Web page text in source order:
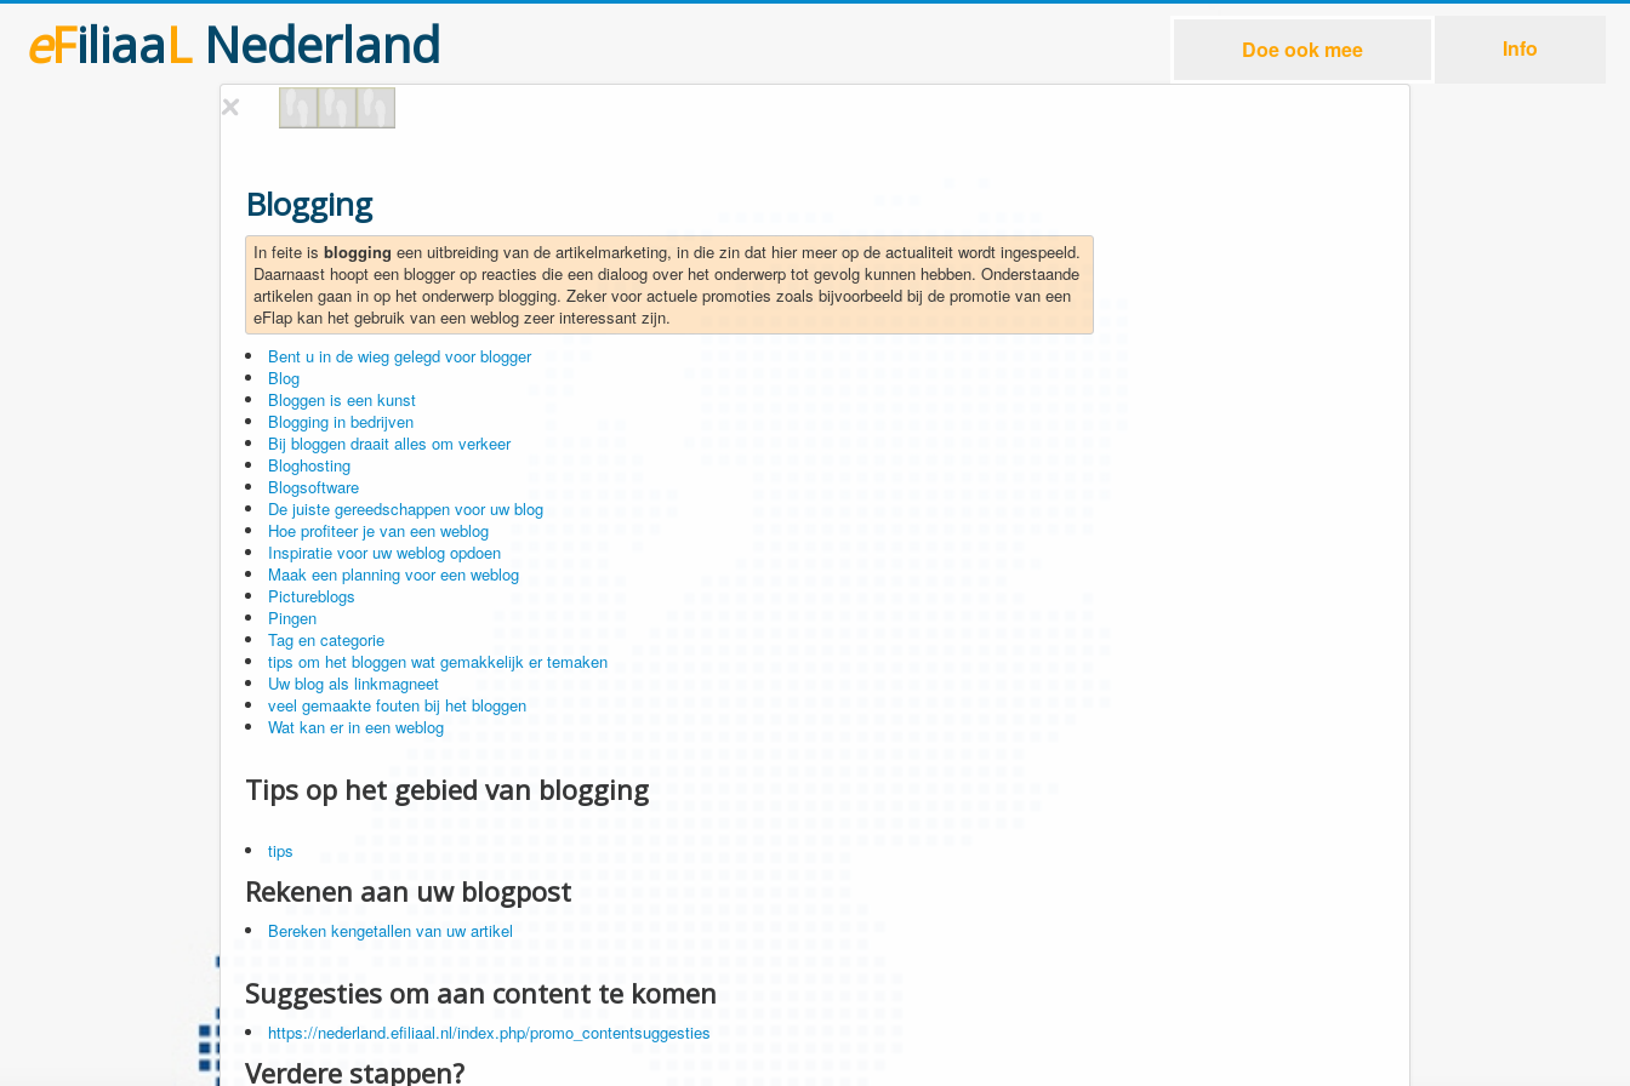
eFiliaaLNederland Doe ook mee Info
Blogging
In feite is blogging een uitbreiding van de artikelmarketing, in die zin dat hier meer op de actualiteit wordt ingespeeld.
Daarnaast hoopt een blogger op reacties die een dialoog over het onderwerp tot gevolg kunnen hebben. Onderstaande
artikelen gaan in op het onderwerp blogging. Zeker voor actuele promoties zoals bijvoorbeeld bij de promotie van een
eFlap kan het gebruik van een weblog zeer interessant zijn.
Bent u in de wieg gelegd voor blogger
Blog
Bloggen is een kunst
Blogging in bedrijven
Bij bloggen draait alles om verkeer
Bloghosting
Blogsoftware
De juiste gereedschappen voor uw blog
Hoe profiteer je van een weblog
Inspiratie voor uw weblog opdoen
Maak een planning voor een weblog
Pictureblogs
Pingen
Tag en categorie
tips om het bloggen wat gemakkelijk er temaken
Uw blog als linkmagneet
veel gemaakte fouten bij het bloggen
Wat kan er in een weblog
Tips op het gebied van blogging
tips
Rekenen aan uw blogpost
Bereken kengetallen van uw artikel
Suggesties om aan content te komen
https://nederland.efiliaal.nl/index.php/promo_contentsuggesties
Verdere stappen?